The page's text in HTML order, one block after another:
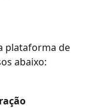
plataforma de
abaixo: